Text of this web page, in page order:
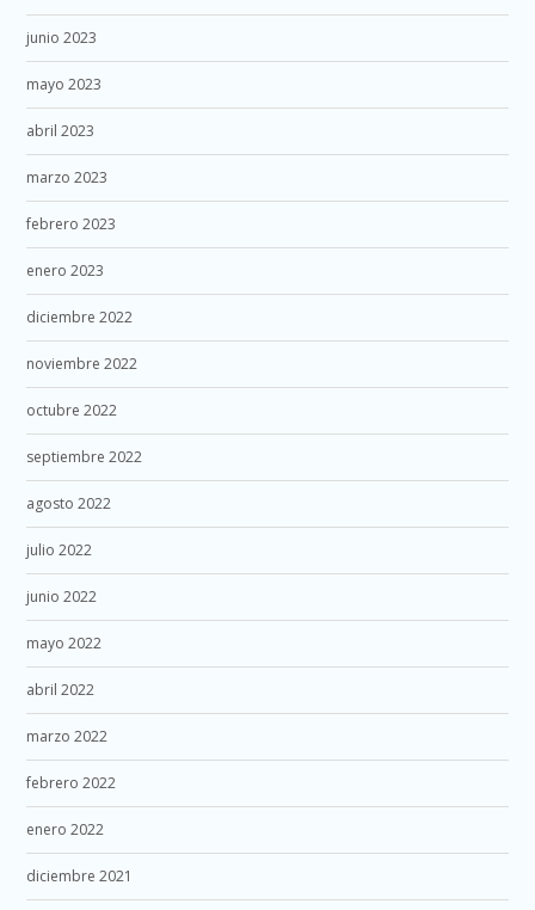
junio 2023
mayo 2023
abril 2023
marzo 2023
febrero 2023
enero 2023
diciembre 2022
noviembre 2022
octubre 2022
septiembre 2022
agosto 2022
julio 2022
junio 2022
mayo 2022
abril 2022
marzo 2022
febrero 2022
enero 2022
diciembre 2021